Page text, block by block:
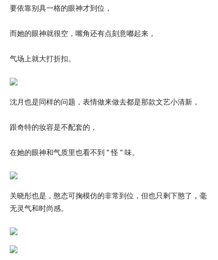
要依靠别具一格的眼神才到位，
而她的眼神就很空，嘴角还有点刻意嘟起来，
气场上就大打折扣。
沈月也是同样的问题，表情做来做去都是那款文艺小清新，
跟奇特的妆容是不配套的，
在她的眼神和气质里也看不到 ” 怪 ” 味。
关晓彤也是，憨态可掬模仿的非常到位，但也只剩下憨了，毫
无灵气和时尚感。